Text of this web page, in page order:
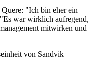
"Ich bin eher ein
war wirklich aufregend,
mitwirken und
von Sandvik